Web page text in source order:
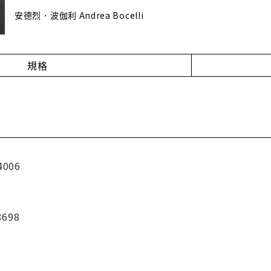
安德烈．波伽利 Andrea Bocelli
規格